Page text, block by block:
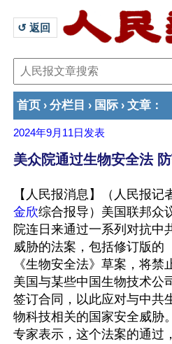
↺ 返回
首页 › 分栏目 › 国际 › 文章 ：
2024年9月11日 发表
美众院通过生物安全法
【人民报消息】（人民报记
金欣综合报导）美国联邦众
院连日来通过一系列对抗中
威胁的法案，包括修订版的
《生物安全法》草案，将禁
美国与某些中国生物技术公
签订合同，以此应对与中共
物科技相关的国家安全威胁。
专家表示，这个法案的通过，